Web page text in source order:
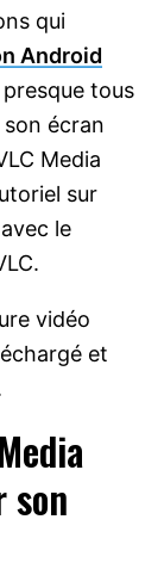
qui
Android
tous
son écran
Media
sur
avec le
vidéo
et
son